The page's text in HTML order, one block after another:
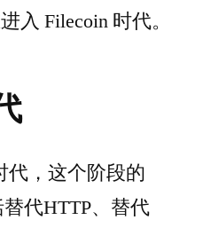
入 Filecoin 时代。
代，这个阶段的
代HTTP、替代